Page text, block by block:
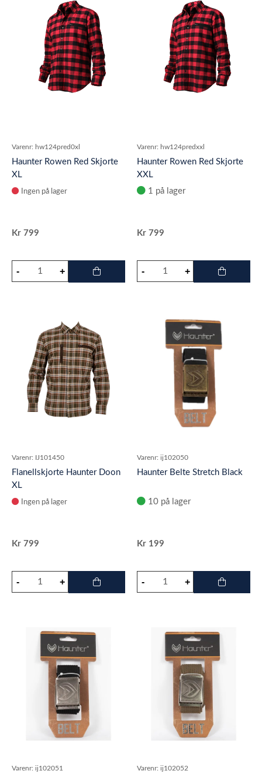
Varenr: hw124pred0xl
Haunter Rowen Red Skjorte
XL
Ingen på lager
Kr 799
Varenr: hw124predxxl
Haunter Rowen Red Skjorte
XXL
1 på lager
Kr 799
Varenr: IJ101450
Flanellskjorte Haunter Doon
XL
Ingen på lager
Kr 799
Varenr: ij102050
Haunter Belte Stretch Black
10 på lager
Kr 199
Varenr: ij102051 Varenr: ij102052